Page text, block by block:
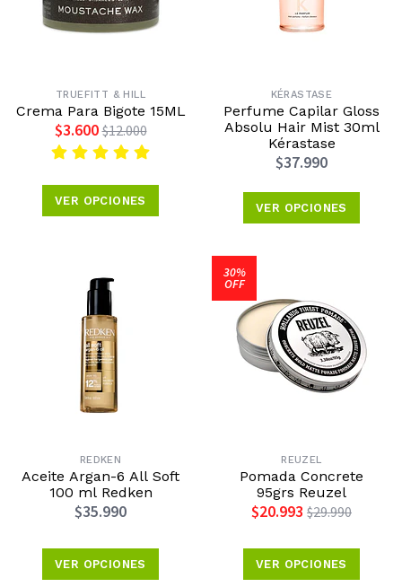
TRUEFITT & HILL
Crema Para Bigote 15ML
$3.600 $12.000
VER OPCIONES
KÉRASTASE
Perfume Capilar Gloss
Absolu Hair Mist 30ml
Kérastase
$37.990
VER OPCIONES
REDKEN
Aceite Argan-6 All Soft
100 ml Redken
$35.990
VER OPCIONES
30%
OFF
REUZEL
Pomada Concrete
95grs Reuzel
$20.993 $29.990
VER OPCIONES